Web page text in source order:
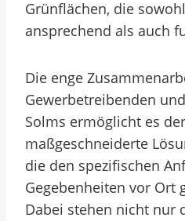
Grünflächen, die
ansprechend als auch
Die enge
Gewerbetreibenden
Solms ermöglicht es
maßgeschneiderte
die den spezifischen
Gegebenheiten vor Ort
Dabei stehen nicht nur